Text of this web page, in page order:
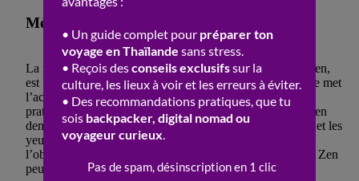
Méditation Zen (Zazen)
La méditation zen, également connue sous le nom de Zazen,
est une pratique issue du bouddhisme zen. Cette technique met
l’accent sur la posture, la respiration et l’attention. Les
pratiquants de Zazen s’assoient généralement en lotus ou en
demi-lotus, le dos droit, les mains posées l’une sur l’autre et les
yeux mi-clos. L’attention est portée sur le souffle et sur
l’observation des pensées sans s’y attacher. La méditation Zen
peut être pratiquée de manière individuelle ou en groupe,